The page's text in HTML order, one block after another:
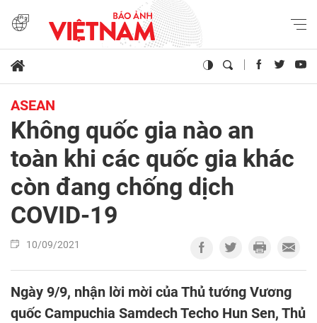
ASEAN
Không quốc gia nào an
toàn khi các quốc gia khác
còn đang chống dịch
COVID-19
10/09/2021
Ngày 9/9, nhận lời mời của Thủ tướng Vương
quốc Campuchia Samdech Techo Hun Sen, Thủ